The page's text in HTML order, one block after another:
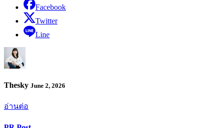
Facebook
Twitter
Line
Thesky June 2, 2026
อ่านต่อ